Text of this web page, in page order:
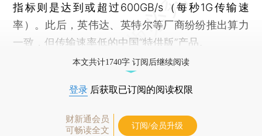
指标则是达到或超过600GB/s（每秒1G传输速
率）。此后，英伟达、英特尔等厂商纷纷推出算力
一致，但传输速率低的中国“特供版”产品。
本文共计1740字 订阅后继续阅读
登录 后获取已订阅的阅读权限
财新通会员
可畅读全文
订阅/会员升级